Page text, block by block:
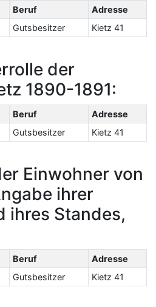
Beruf
Adresse
Gutsbesitzer Kietz 41
der
1890-1891:
Beruf
Adresse
Gutsbesitzer Kietz 41
Einwohner von
ihrer
ihres Standes,
Beruf
Adresse
Gutsbesitzer Kietz 41